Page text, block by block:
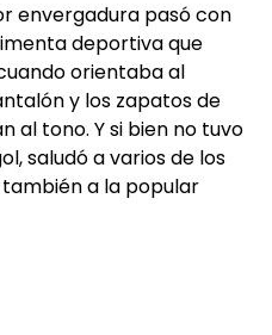
envergadura pasó con
deportiva que
orientaba al
y los zapatos de
al tono. Y si bien no tuvo
saludó a varios de los
a la popular